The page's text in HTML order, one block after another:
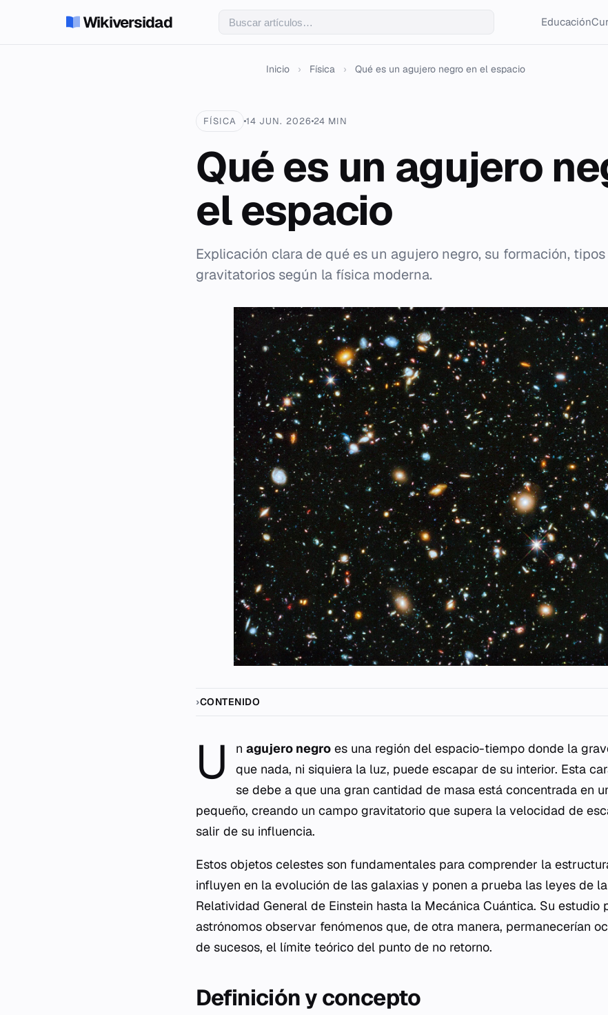
Wikiversidad Educación
Inicio › Física › Qué es un agujero negro en el espacio
FÍSICA 14 JUN. 2026 24 MIN
Qué es un agujero
el espacio
Explicación clara de qué es un agujero negro, su formación,
gravitatorios según la física moderna.
CONTENIDO
U nagujero negro es una región del espacio-tiempo donde la
que nada, ni siquiera la luz, puede escapar de su interior. Esta
se debe a que una gran cantidad de masa está concentrada en
pequeño, creando un campo gravitatorio que supera la velocidad de
salir de su influencia.
Estos objetos celestes son fundamentales para comprender la
influyen en la evolución de las galaxias y ponen a prueba las leyes de
Relatividad General de Einstein hasta la Mecánica Cuántica. Su estudio
astrónomos observar fenómenos que, de otra manera, permanecerían
de sucesos, el límite teórico del punto de no retorno.
Definición y concepto